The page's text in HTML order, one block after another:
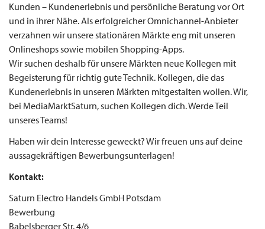
Kunden – Kundenerlebnis und persönliche Beratung vor Ort
und in ihrer Nähe. Als erfolgreicher Omnichannel-Anbieter
verzahnen wir unsere stationären Märkte eng mit unseren
Onlineshops sowie mobilen Shopping-Apps.
Wir suchen deshalb für unsere Märkten neue Kollegen mit
Begeisterung für richtig gute Technik. Kollegen, die das
Kundenerlebnis in unseren Märkten mitgestalten wollen. Wir,
bei MediaMarktSaturn, suchen Kollegen dich. Werde Teil
unseres Teams!
Haben wir dein Interesse geweckt? Wir freuen uns auf deine
aussagekräftigen Bewerbungsunterlagen!
Kontakt:
Saturn Electro Handels GmbH Potsdam
Bewerbung
Babelsberger Str. 4/6